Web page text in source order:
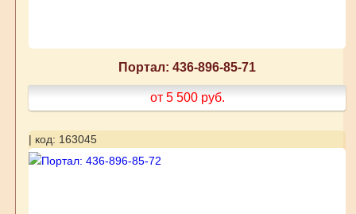
Портал: 436-896-85-71
от 5 500 руб.
| код: 163045